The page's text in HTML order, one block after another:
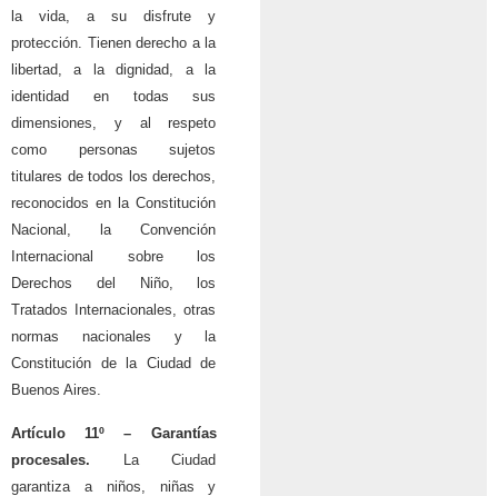
la vida, a su disfrute y
protección. Tienen derecho a la
libertad, a la dignidad, a la
identidad en todas sus
dimensiones, y al respeto
como personas sujetos
titulares de todos los derechos,
reconocidos en la Constitución
Nacional, la Convención
Internacional sobre los
Derechos del Niño, los
Tratados Internacionales, otras
normas nacionales y la
Constitución de la Ciudad de
Buenos Aires.
Artículo 11º –
Garantías
procesales. La Ciudad
garantiza a niños, niñas y